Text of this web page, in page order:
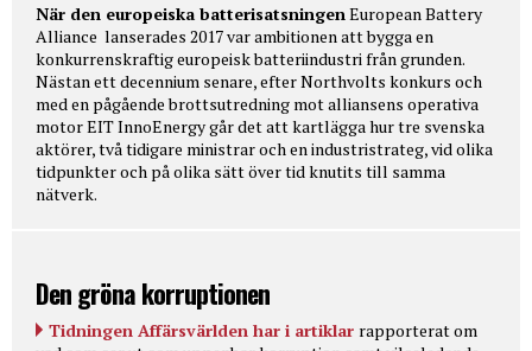
När den europeiska batterisatsningen European Battery
Alliance lanserades 2017 var ambitionen att bygga en
konkurrenskraftig europeisk batteriindustri från grunden.
Nästan ett decennium senare, efter Northvolts konkurs och
med en pågående brottsutredning mot alliansens operativa
motor EIT InnoEnergy går det att kartlägga hur tre svenska
aktörer, två tidigare ministrar och en industristrateg, vid olika
tidpunkter och på olika sätt över tid knutits till samma
nätverk.
Den gröna korruptionen
Tidningen Affärsvärlden har i artiklar rapporterat om